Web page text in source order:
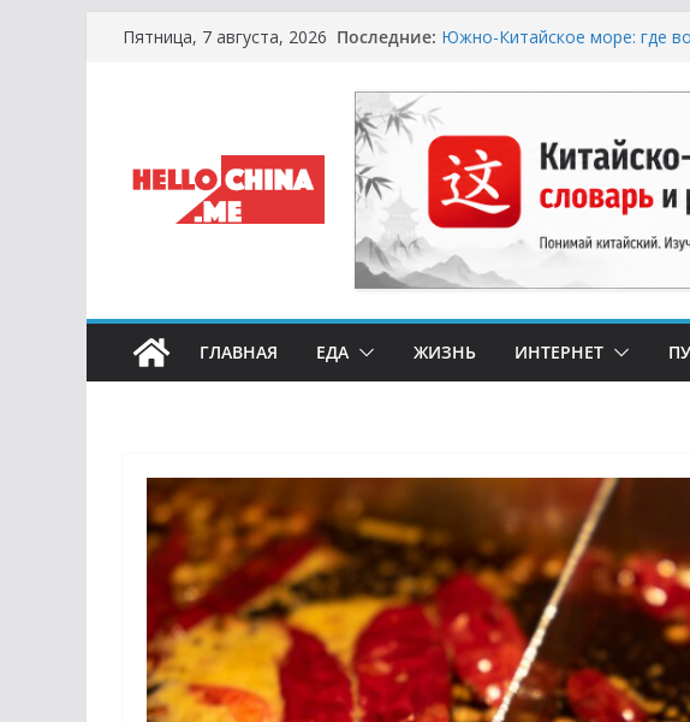
Перейти
Пятница, 7 августа, 2026 Последние: Южно-Китайское море: где
Европейским Пекарням в Китае
Молочный Кризис: Почему в
Сметану и Кефир (и Где
Счастливые Числа и
Символика в Праздничной
ГЛАВНАЯ ЕДА ЖИЗНЬ ИНТЕРНЕТ